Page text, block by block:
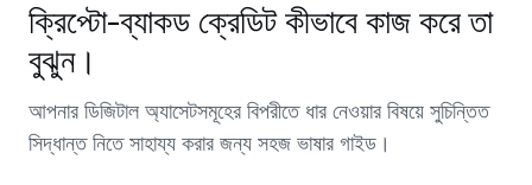
ক্রিপ্টো-ব্যাকড ক্রেডিট কীভাবে কাজ করে তা
বুঝুন।
আপনার ডিজিটাল অ্যাসেটসমূহের বিপরীতে ধার নেওয়ার বিষয়ে সুচিন্তিত
সিদ্ধান্ত নিতে সাহায্য করার জন্য সহজ ভাষার গাইড।